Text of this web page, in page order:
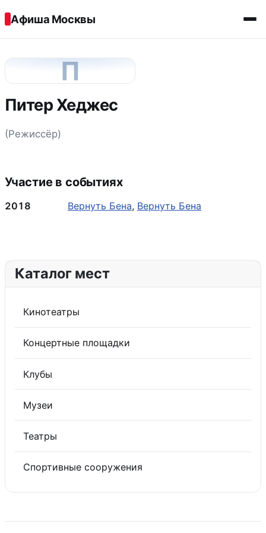
Афиша Москвы
П
Питер Хеджес
(Режиссёр)
Участие в событиях
2018 Вернуть Бена, Вернуть Бена
Каталог мест
Кинотеатры
Концертные площадки
Клубы
Музеи
Театры
Спортивные сооружения